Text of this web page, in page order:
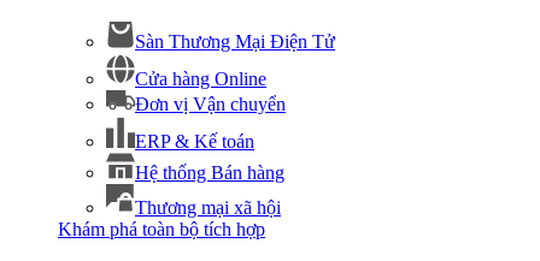
Sàn Thương Mại Điện Tử
Cửa hàng Online
Đơn vị Vận chuyển
ERP & Kế toán
Hệ thống Bán hàng
Thương mại xã hội
Khám phá toàn bộ tích hợp